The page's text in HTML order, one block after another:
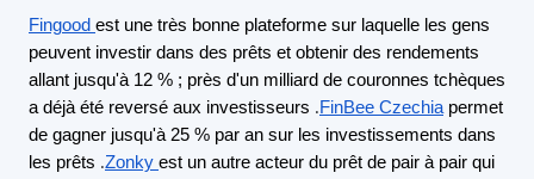
Fingood est une très bonne plateforme sur laquelle les gens
peuvent investir dans des prêts et obtenir des rendements
allant jusqu'à 12 % ; près d'un milliard de couronnes tchèques
a déjà été reversé aux investisseurs .FinBee Czechia permet
de gagner jusqu'à 25 % par an sur les investissements dans
les prêts .Zonky est un autre acteur du prêt de pair à pair qui